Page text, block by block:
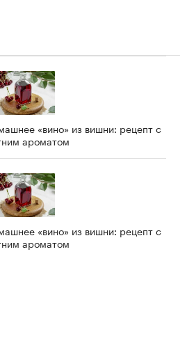
«вино» из вишни: рецепт с
ароматом
«вино» из вишни: рецепт с
ароматом